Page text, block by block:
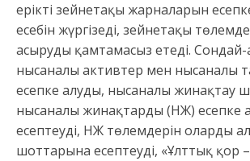
ерікті зейнетақы жарналарын
есебін жүргізеді, зейнетақы
асыруды қамтамасыз етеді.
нысаналы активтер мен нысаналы
есепке алуды, нысаналы жинақтау
нысаналы жинақтарды (НЖ) есепке
есептеуді, НЖ төлемдерін оларды
шоттарына есептеуді, «Ұлттық қор